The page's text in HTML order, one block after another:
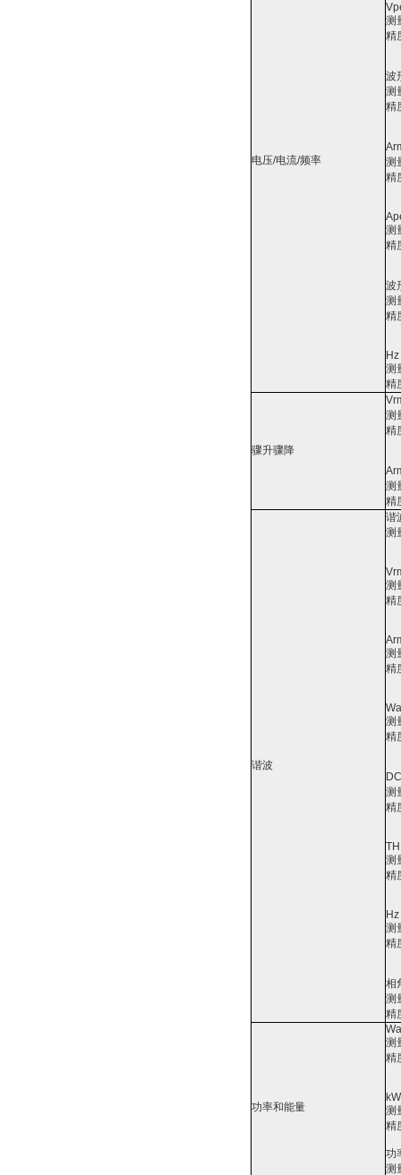
电压/电流/频率
测
精
波
测
精
测
精
测
精
波
测
精
测
精
骤升骤降
测
精
测
精
谐波
谐
测
测
精
测
精
测
精
测
精
测
精
Hz
测
精
相
测
精
功率和能量
测
精
测
精
功
测